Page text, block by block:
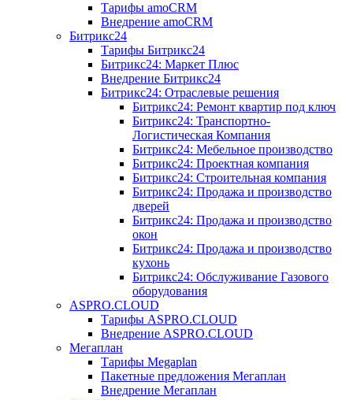
Тарифы amoCRM
Внедрение amoCRM
Битрикс24
Тарифы Битрикс24
Битрикс24: Маркет Плюс
Внедрение Битрикс24
Битрикс24: Отраслевые решения
Битрикс24: Ремонт квартир под ключ
Битрикс24: Транспортно-
Логистическая Компания
Битрикс24: Мебельное производство
Битрикс24: Проектная компания
Битрикс24: Строительная компания
Битрикс24: Продажа и производство
дверей
Битрикс24: Продажа и производство
окон
Битрикс24: Продажа и производство
кухонь
Битрикс24: Обслуживание Газового
оборудования
ASPRO.CLOUD
Тарифы ASPRO.CLOUD
Внедрение ASPRO.CLOUD
Мегаплан
Тарифы Megaplan
Пакетные предложения Мегаплан
Внедрение Мегаплан